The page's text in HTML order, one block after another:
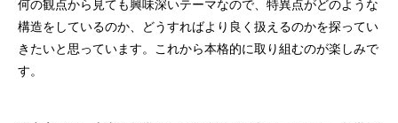
何の観点から見ても興味深いテーマなので、特異点がどのような
構造をしているのか、どうすればより良く扱えるのかを探ってい
きたいと思っています。これから本格的に取り組むのが楽しみで
す。